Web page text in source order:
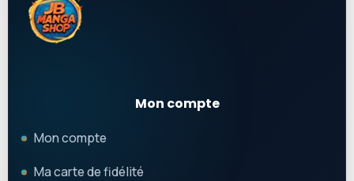
Mon compte
Mon compte
Ma carte de fidélité